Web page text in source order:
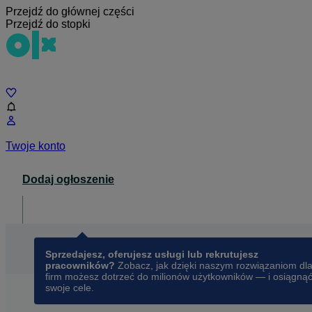
Przejdź do głównej części
Przejdź do stopki
Twoje konto
Dodaj ogłoszenie
Sprzedajesz, oferujesz usługi lub rekrutujesz
pracowników? Zobacz, jak dzięki naszym rozwiązaniom dla
firm możesz dotrzeć do milionów użytkowników — i osiągnąć
swoje cele.